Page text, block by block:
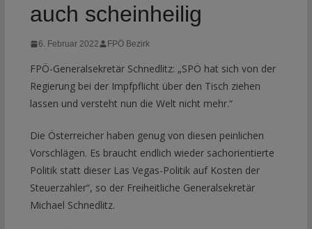
auch scheinheilig
6. Februar 2022 FPÖ Bezirk
FPÖ-Generalsekretär Schnedlitz: „SPÖ hat sich von der
Regierung bei der Impfpflicht über den Tisch ziehen
lassen und versteht nun die Welt nicht mehr.“
Die Österreicher haben genug von diesen peinlichen
Vorschlägen. Es braucht endlich wieder sachorientierte
Politik statt dieser Las Vegas-Politik auf Kosten der
Steuerzahler“, so der Freiheitliche Generalsekretär
Michael Schnedlitz.